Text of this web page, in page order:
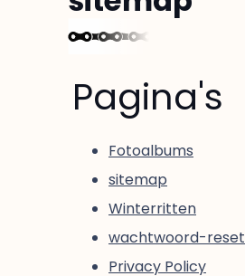
Pagina's
Fotoalbums
sitemap
Winterritten
wachtwoord-reset
Privacy Policy